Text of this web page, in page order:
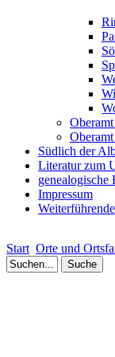
Südlich der
Literatur zum
genealogische
Impressum
Start Orte und